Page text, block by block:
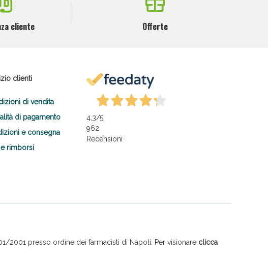
cliente Offerte
clienti
di vendita
di pagamento
e consegna
e rimborsi
4,3/5
962
Recensioni
2001 presso ordine dei farmacisti di Napoli. Per visionare clicca